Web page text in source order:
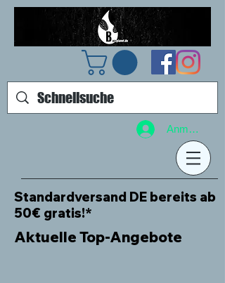
Anmelden
Standardversand DE bereits ab
50€ gratis!*
Aktuelle Top-Angebote